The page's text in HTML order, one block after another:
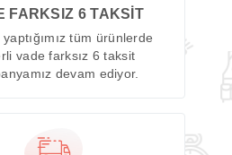
FARKSIZ 6 TAKSİT
yaptığımız tüm ürünlerde
vade farksız 6 taksit
devam ediyor.